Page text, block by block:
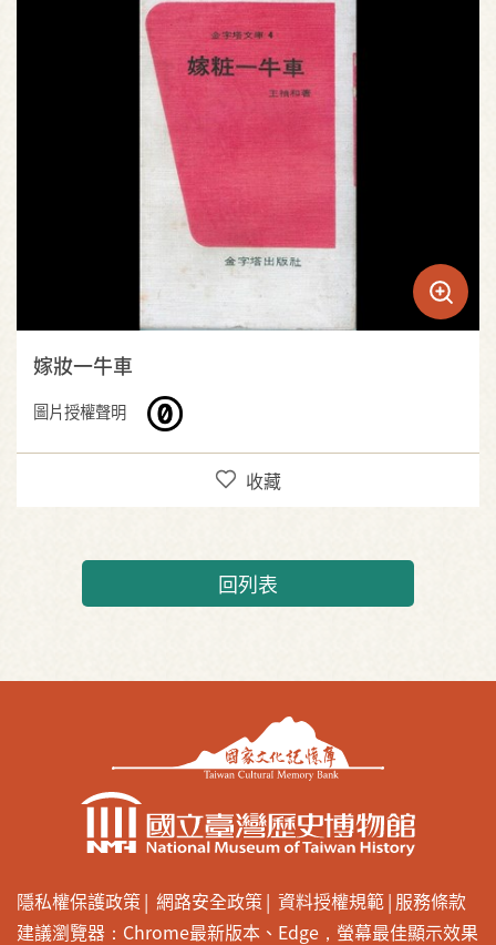
嫁妝一牛車
圖片授權聲明
收藏
回列表
隱私權保護政策 網路安全政策 資料授權規範 服務條款
建議瀏覽器：Chrome最新版本、Edge，螢幕最佳顯示效果